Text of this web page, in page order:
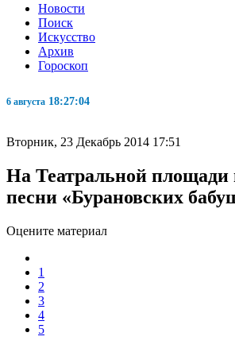
Новости
Поиск
Искусство
Архив
Гороскоп
6 августа 18:27:04
Вторник, 23 Декабрь 2014 17:51
На Театральной площади
песни «Бурановских
Оцените материал
1
2
3
4
5